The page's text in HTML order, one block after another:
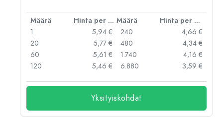
Määrä Hinta per kpl Määrä
Hinta per kpl
1
5,94 €
20
5,77 €
60
5,61 €
120
5,46 €
240
4,66 €
480
4,34 €
1.740
4,16 €
6.880
3,59 €
Yksityiskohdat